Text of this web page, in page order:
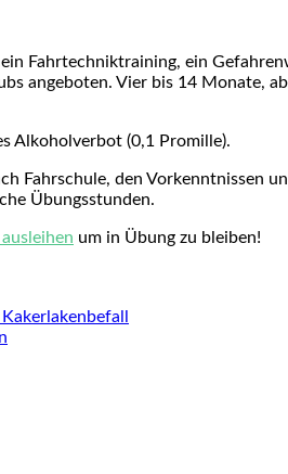
Fahrtechniktraining, ein
angeboten. Vier bis 14 Monate,
Alkoholverbot (0,1 Promille).
Fahrschule, den Vorkenntnissen
Übungsstunden.
um in Übung zu bleiben!